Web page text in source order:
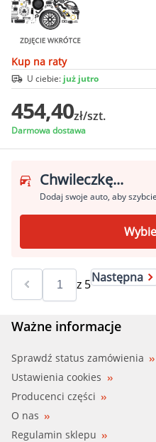
Kup na raty
U ciebie: już jutro
454,40zł/szt.
Darmowa dostawa
Chwileczkę...
Dodaj swoje auto, aby
z 5Następna
Ważne informacje
Sprawdź status zamówienia
Ustawienia cookies
Producenci części
O nas
Regulamin sklepu